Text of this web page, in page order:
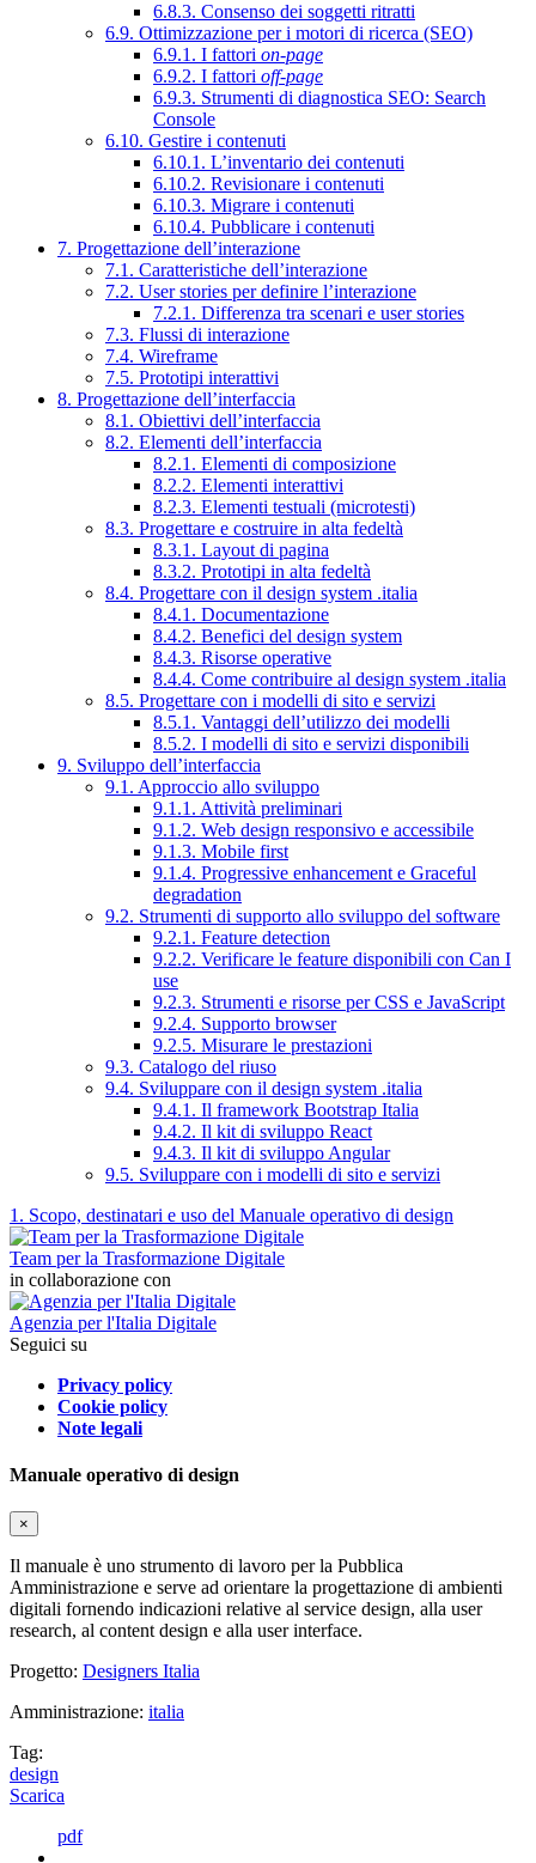
6.8.3. Consenso dei soggetti ritratti
6.9. Ottimizzazione per i motori di ricerca (SEO)
6.9.1. I fattori on-page
6.9.2. I fattori off-page
6.9.3. Strumenti di diagnostica SEO: Search
Console
6.10. Gestire i contenuti
6.10.1. L’inventario dei contenuti
6.10.2. Revisionare i contenuti
6.10.3. Migrare i contenuti
6.10.4. Pubblicare i contenuti
7. Progettazione dell’interazione
7.1. Caratteristiche dell’interazione
7.2. User stories per definire l’interazione
7.2.1. Differenza tra scenari e user stories
7.3. Flussi di interazione
7.4. Wireframe
7.5. Prototipi interattivi
8. Progettazione dell’interfaccia
8.1. Obiettivi dell’interfaccia
8.2. Elementi dell’interfaccia
8.2.1. Elementi di composizione
8.2.2. Elementi interattivi
8.2.3. Elementi testuali (microtesti)
8.3. Progettare e costruire in alta fedeltà
8.3.1. Layout di pagina
8.3.2. Prototipi in alta fedeltà
8.4. Progettare con il design system .italia
8.4.1. Documentazione
8.4.2. Benefici del design system
8.4.3. Risorse operative
8.4.4. Come contribuire al design system .italia
8.5. Progettare con i modelli di sito e servizi
8.5.1. Vantaggi dell’utilizzo dei modelli
8.5.2. I modelli di sito e servizi disponibili
9. Sviluppo dell’interfaccia
9.1. Approccio allo sviluppo
9.1.1. Attività preliminari
9.1.2. Web design responsivo e accessibile
9.1.3. Mobile first
9.1.4. Progressive enhancement e Graceful
degradation
9.2. Strumenti di supporto allo sviluppo del software
9.2.1. Feature detection
9.2.2. Verificare le feature disponibili con Can I
use
9.2.3. Strumenti e risorse per CSS e JavaScript
9.2.4. Supporto browser
9.2.5. Misurare le prestazioni
9.3. Catalogo del riuso
9.4. Sviluppare con il design system .italia
9.4.1. Il framework Bootstrap Italia
9.4.2. Il kit di sviluppo React
9.4.3. Il kit di sviluppo Angular
9.5. Sviluppare con i modelli di sito e servizi
1. Scopo, destinatari e uso del Manuale operativo di design
Team per la Trasformazione Digitale
in collaborazione con
Agenzia per l'Italia Digitale
Seguici su
Privacy policy
Cookie policy
Note legali
Manuale operativo di design
×
Il manuale è uno strumento di lavoro per la Pubblica
Amministrazione e serve ad orientare la progettazione di ambienti
digitali fornendo indicazioni relative al service design, alla user
research, al content design e alla user interface.
Progetto: Designers Italia
Amministrazione: italia
Tag:
design
Scarica
pdf